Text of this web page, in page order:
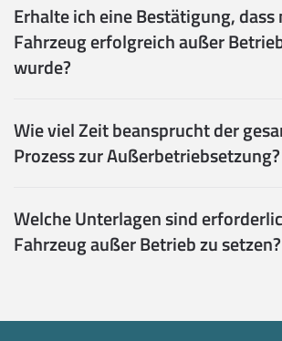
Erhalte ich eine Bestätigung, dass
Fahrzeug erfolgreich außer
wurde?
Wie viel Zeit beansprucht der
Prozess zur Außerbetriebsetzung?
Welche Unterlagen sind
Fahrzeug außer Betrieb zu setzen?